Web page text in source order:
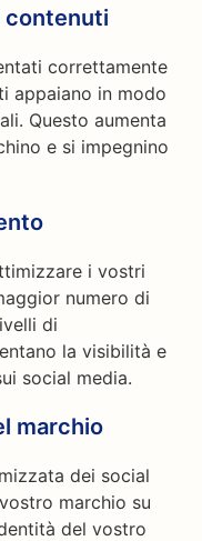
contenuti
correttamente
appaiano in modo
Questo aumenta
e si impegnino
i vostri
numero di
di
la visibilità e
social media.
marchio
dei social
marchio su
del vostro